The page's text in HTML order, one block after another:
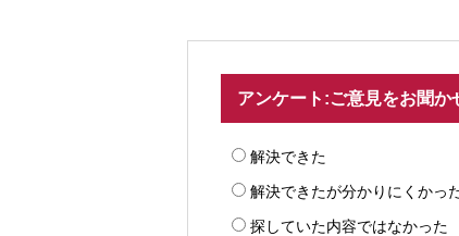
アンケート:ご意見をお聞か
解決できた
解決できたが分かりにくかっ
探していた内容ではなかった